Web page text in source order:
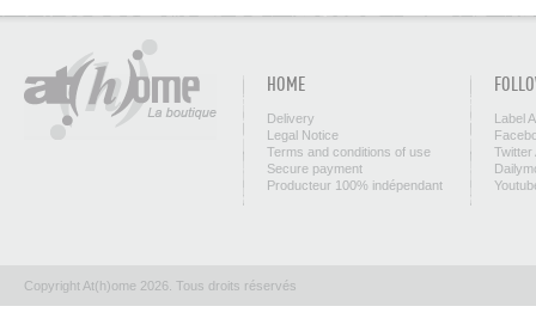
HOME
Delivery
Legal Notice
Terms and conditions of use
Secure payment
Producteur 100% indépendant
Label
Twitter
Copyright At(h)ome 2026. Tous droits réservés